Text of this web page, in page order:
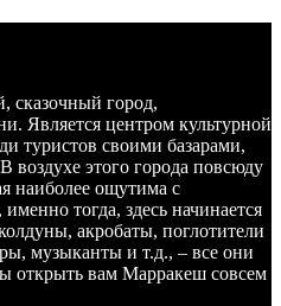
сказочный город,
Является центром культурной
туристов своими базарами,
воздухе этого города повсюду
наиболее ощутима с
тогда, здесь начинается
акробаты, поглотители
музыканты и т.д., – все они
открыть вам Марракеш совсем